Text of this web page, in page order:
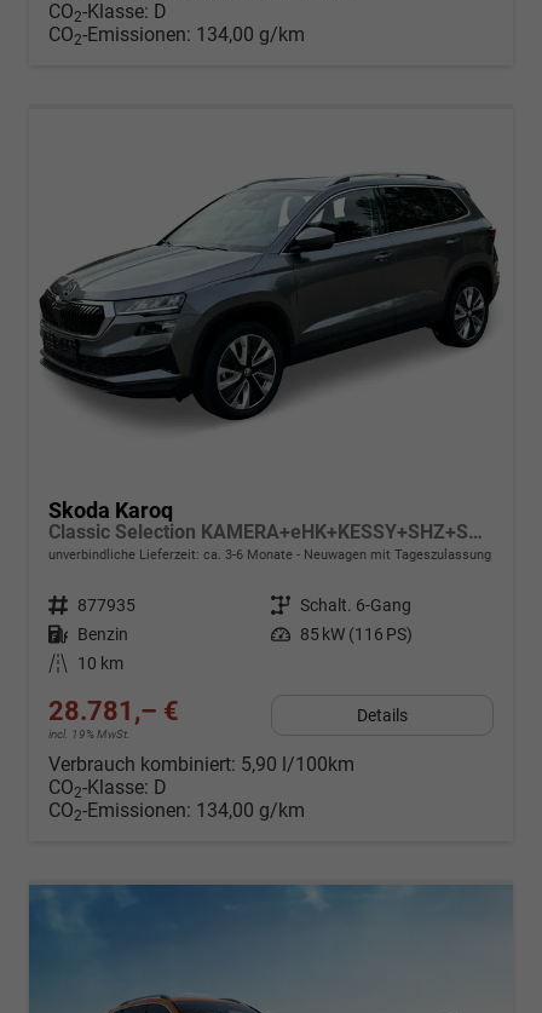
CO2-Klasse: D
CO2-Emissionen: 134,00 g/km
Skoda Karoq
Classic Selection KAMERA+eHK+KESSY+SHZ+SMARTLINK+LED+16" ALU
unverbindliche Lieferzeit: ca. 3-6 Monate Neuwagen mit Tageszulassung
Fahrzeugnr. 877935 Getriebe Schalt. 6-Gang
Kraftstoff Benzin Leistung 85 kW (116 PS)
Kilometerstand
10 km
28.781,– €
incl. 19% MwSt.
Details
Verbrauch kombiniert: 5,90 l/100km
CO2-Klasse: D
CO2-Emissionen: 134,00 g/km